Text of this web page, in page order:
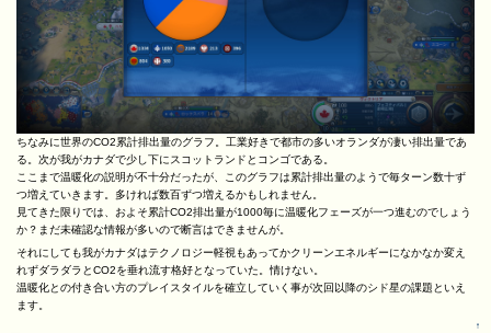
ちなみに世界のCO2累計排出量のグラフ。工業好きで都市の多いオランダが凄い排出量であ
る。次が我がカナダで少し下にスコットランドとコンゴである。
ここまで温暖化の説明が不十分だったが、このグラフは累計排出量のようで毎ターン数十ず
つ増えていきます。多ければ数百ずつ増えるかもしれません。
見てきた限りでは、およそ累計CO2排出量が1000毎に温暖化フェーズが一つ進むのでしょう
か？まだ未確認な情報が多いので断言はできませんが。
それにしても我がカナダはテクノロジー軽視もあってかクリーンエネルギーになかなか変え
れずダラダラとCO2を垂れ流す格好となっていた。情けない。
温暖化との付き合い方のプレイスタイルを確立していく事が次回以降のシド星の課題といえ
ます。
↑